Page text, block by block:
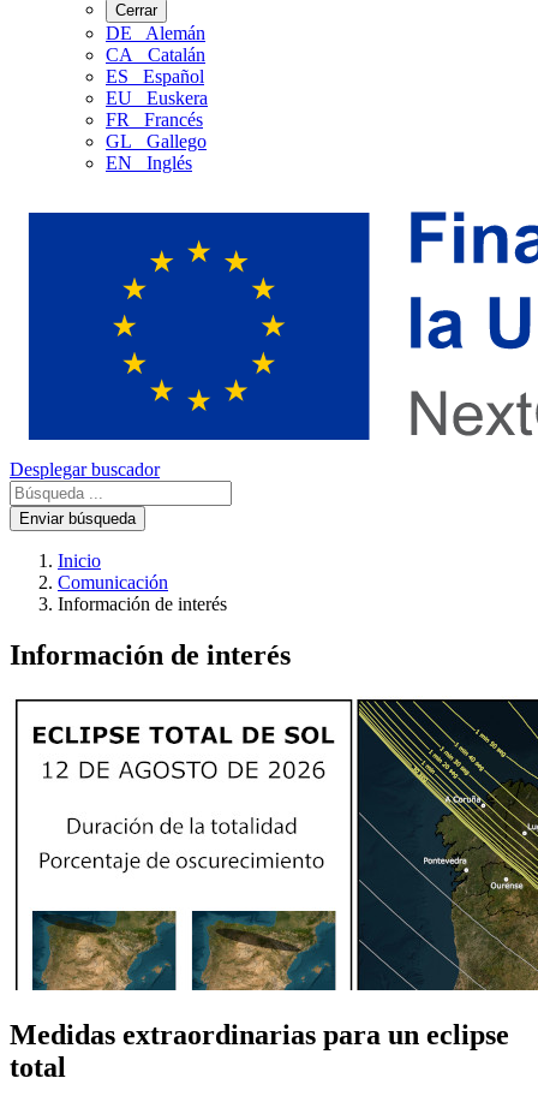
Cerrar
DE
Alemán
CA
Catalán
ES
Español
EU
Euskera
FR
Francés
GL
Gallego
EN
Inglés
Desplegar buscador
Enviar búsqueda
Inicio
Comunicación
Información de interés
Información de interés
Medidas extraordinarias para un eclipse
total